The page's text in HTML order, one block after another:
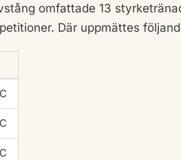
omfattade 13
Där uppmättes